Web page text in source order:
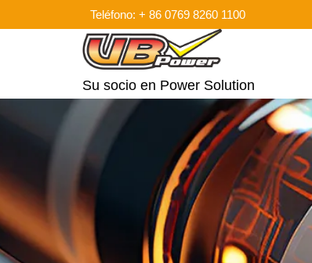
Teléfono: + 86 0769 8260 1100
Su socio en Power Solution